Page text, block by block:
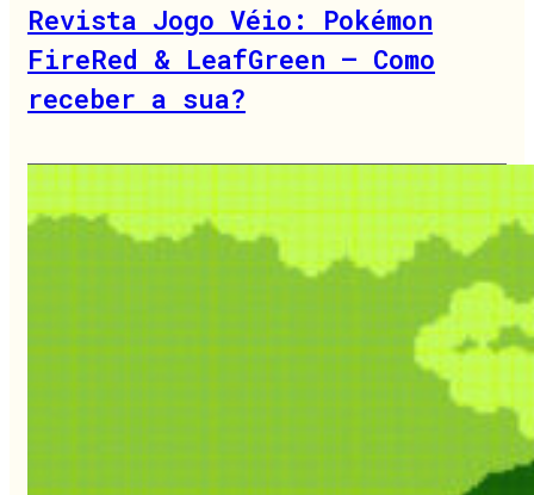
Revista Jogo Véio: Pokémon
FireRed & LeafGreen – Como
receber a sua?